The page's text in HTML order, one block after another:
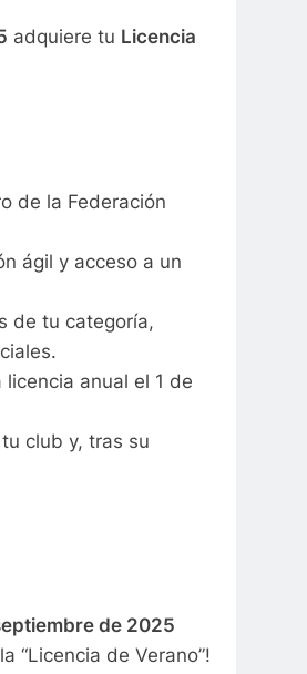
adquiere tu Licencia
de la Federación
ágil y acceso a un
de tu categoría,
anual el 1 de
club y, tras su
de 2025
“Licencia de Verano”!